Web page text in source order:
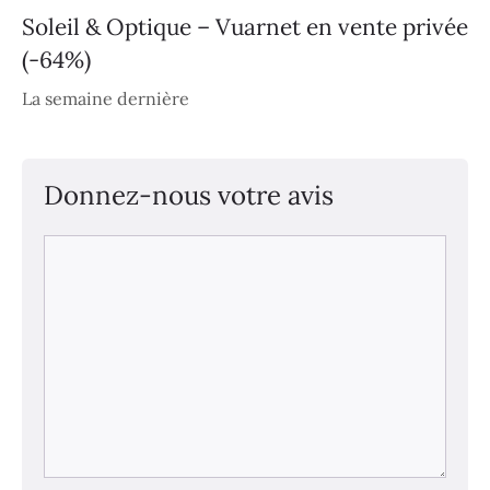
Soleil & Optique – Vuarnet en vente privée
(-64%)
La semaine dernière
Donnez-nous votre avis